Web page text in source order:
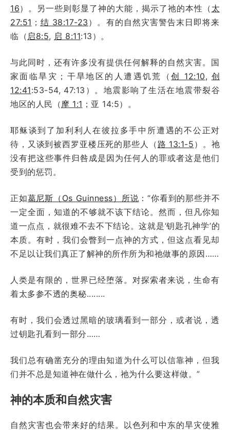
16）。另一些则彰显了神的大能，揭示了祂的本性（ 太
27:51 ； 结 38:17-23 ）。有的自然灾害警告末日即将来
临（ 启8:5, 启 8:11:13）。
与此同时，还有许多没有提供任何解释的自然灾害。国
家面临旱灾；干旱地区的人遭遇饥荒（创 12:10, 创
12:41:53-54, 47:13）。地震影响了生活在地震带裂谷
地区的人民（ 摩 1:1 ；亚 14:5）。
耶稣谈到了加利利人在彼拉多手中所遭遇的不公正对
待，又谈到被西罗亚楼压死的那些人（ 路 13:1-5 ）。祂
没有把这些事件归咎成是因为任何人的罪或者这是他们
受到的惩罚。
正如葛尼斯（Os Guinness）所说 ：“你看到的那些并不
一定全面，知道的不够就不该下结论。然而，但凡你知
道一点点，就很难不去不下结论。这就是‘钥匙孔神学’的
本质。有时，我们会瞥到一点神的方式，但这点看见却
不足以让我们真正了解神的所作所为和祂做事的原因……
人类是有限的，世界已经堕落。对探索者来说，生命有
着太多参不透的奥秘........
有时，我们会透过黑暗的玻璃看到一部分，或者说，透
过钥匙孔看到一部分……
我们总有确凿充分的理由知道为什么可以信靠神，但我
们并不总是知道神在做什么，祂为什么要这样做。”
神的本质和自然灾害
自然灾害也会带来好的结果。以色列和中东的旱灾使雅